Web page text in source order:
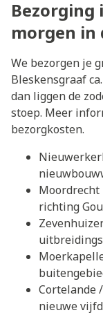
Bezorging
morgen in
We bezorgen je
Bleskensgraaf
dan liggen de
stoep. Meer
bezorgkosten.
Moordrecht
richting
Cortelande
nieuwe